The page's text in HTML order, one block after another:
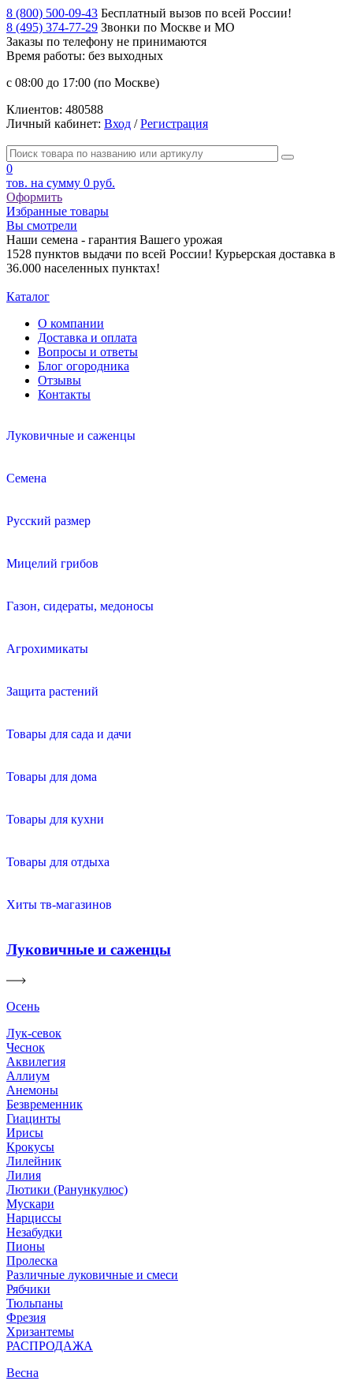
8 (800) 500-09-43 Бесплатный вызов по всей России!
8 (495) 374-77-29 Звонки по Москве и МО
Заказы по телефону не принимаются
Время работы: без выходных
с 08:00 до 17:00 (по Москве)
Клиентов: 480588
Личный кабинет: Вход /Регистрация
0
тов. на сумму 0 руб.
Оформить
Избранные товары
Вы смотрели
Наши семена - гарантия Вашего урожая
1528 пунктов выдачи по всей России! Курьерская доставка в
36.000 населенных пунктах!
Каталог
О компании
Доставка и оплата
Вопросы и ответы
Блог огородника
Отзывы
Контакты
Луковичные и саженцы
Семена
Русский размер
Мицелий грибов
Газон, сидераты, медоносы
Агрохимикаты
Защита растений
Товары для сада и дачи
Товары для дома
Товары для кухни
Товары для отдыха
Хиты тв-магазинов
Луковичные и саженцы
Осень
Лук-севок
Чеснок
Аквилегия
Аллиум
Анемоны
Безвременник
Гиацинты
Ирисы
Крокусы
Лилейник
Лилия
Лютики (Ранункулюс)
Мускари
Нарцисcы
Незабудки
Пионы
Пролеска
Различные луковичные и смеси
Рябчики
Тюльпаны
Фрезия
Хризантемы
РАСПРОДАЖА
Весна